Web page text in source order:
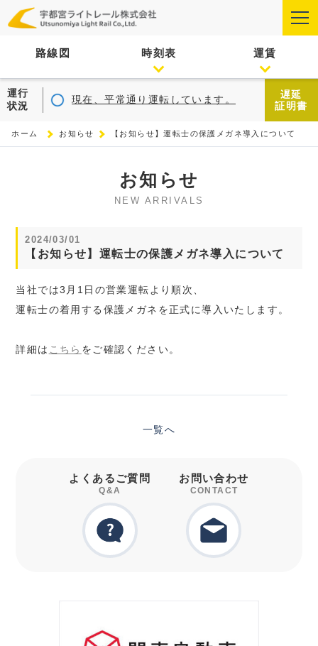
路線図 時刻表 運賃
運行
状況
現在、平常通り運転しています。
遅延
証明書
ホーム お知らせ 【お知らせ】運転士の保護メガネ導入について
お知らせ
NEW ARRIVALS
2024/03/01
【お知らせ】運転士の保護メガネ導入について
当社では3月1日の営業運転より順次、
運転士の着用する保護メガネを正式に導入いたします。
詳細は こちら をご確認ください。
一覧へ
よくあるご質問
Q&A
お問い合わせ
CONTACT